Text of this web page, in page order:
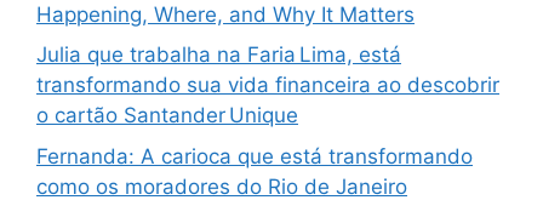
Happening, Where, and Why It Matters
Julia que trabalha na Faria Lima, está
transformando sua vida financeira ao descobrir
o cartão Santander Unique
Fernanda: A carioca que está transformando
como os moradores do Rio de Janeiro